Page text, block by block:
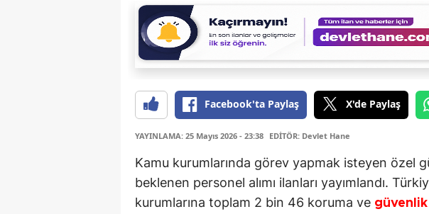
Facebook'ta Paylaş X'de Paylaş
YAYINLAMA: 25 Mayıs 2026 - 23:38 EDİTÖR: Devlet Hane
Kamu kurumlarında görev yapmak isteyen özel
beklenen personel alımı ilanları yayımlandı.
kurumlarına toplam 2 bin 46 koruma ve güvenlik